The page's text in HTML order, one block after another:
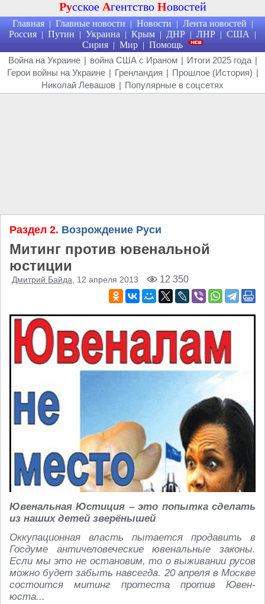
Русское Агентство Новостей
Главная | Главные новости | Новости | Лента новостей |
Россия | Путин | Украина | Крым | ДНР | ЛНР | США |
Сирия | Мир | Помощь
Война на Украине | война США с Ираном | Итоги 2025 года |
Герои войны на Украине | Гренландия | Прошлое (История) |
Николай Левашов | Популярные в соцсетях
Раздел 2. Возрождение Руси
Митинг против ювенальной
юстиции
Дмитрий Байда , 12 апреля 2013 12 350
Ювенальная Юстиция – это попытка сделать
из наших детей зверёнышей
Оккупационная власть пытается продавить в
Госдуме античеловеческие ювенальные законы.
Если мы это не остановим, то о выживании русов
можно будет забыть навсегда. 20 апреля в Москве
состоится митинг протеста против Ювен-
юста...